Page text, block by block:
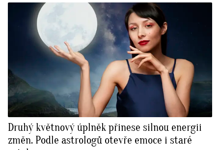
Druhý květnový úplněk přinese silnou energii
změn. Podle astrologů otevře emoce i staré